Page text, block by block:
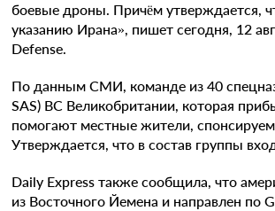
боевые дроны. Причëм утверждается,
указанию Ирана», пишет сегодня, 12
Defense.
По данным СМИ, команде из 40
SAS) ВС Великобритании, которая
помогают местные жители,
Утверждается, что в состав группы
Daily Express также сообщила, что
из Восточного Йемена и направлен по